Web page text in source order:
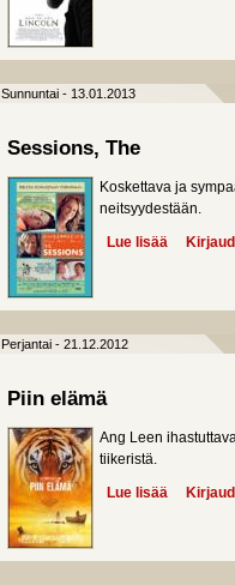
Sunnuntai - 13.01.2013
Sessions, The
Koskettava ja
neitsyydestään.
Lue lisää about
Perjantai - 21.12.2012
Piin elämä
Ang Leen
tiikeristä.
Lue lisää about